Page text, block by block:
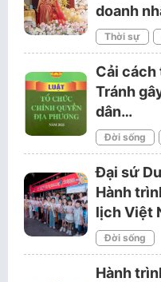
doanh
Thời sự
Cải cách
Tránh
dân…
Đời sống
Đại sứ
Hành
lịch Việt
Đời sống
Hành